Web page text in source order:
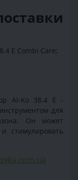
E Combi Care;
Al-Ko 38.4 E -
для
Он может
стимулировать